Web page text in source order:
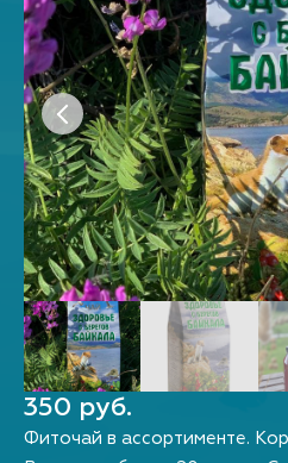
350 руб.
Фиточай в ассортименте.